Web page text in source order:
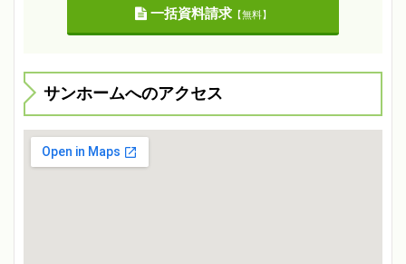
一括資料請求【無料】
サンホームへのアクセス